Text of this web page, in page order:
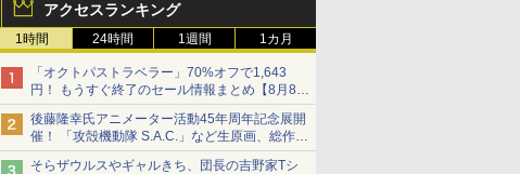
アクセスランキング
1時間 24時間 1週間 1カ月
「オクトパストラベラー」70%オフで1,643
円！ もうすぐ終了のセール情報まとめ【8月8日
更新】
ニンテンドーeショップでは「大神 絶景版」が
67%オフで990円
後藤隆幸氏アニメーター活動45年周年記念展開
催！ 「攻殻機動隊 S.A.C.」など生原画、総作画
監督修正が展示
そらザウルスやギャルきち、団長の吉野家Tシ